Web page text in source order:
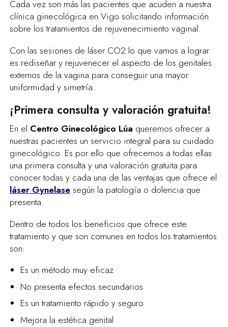
Cada vez son más las pacientes que acuden a nuestra
clínica ginecológica en Vigo solicitando información
sobre los tratamientos de rejuvenecimiento vaginal.
Con las sesiones de láser CO2 lo que vamos a lograr
es rediseñar y rejuvenecer el aspecto de los genitales
externos de la vagina para conseguir una mayor
uniformidad y simetría.
¡Primera consulta y valoración gratuita!
En el Centro Ginecológico Lúa queremos ofrecer a
nuestras pacientes un servicio integral para su cuidado
ginecológico. Es por ello que ofrecemos a todas ellas
una primera consulta y una valoración gratuita para
conocer todas y cada una de las ventajas que ofrece el
láser Gynelasesegún la patología o dolencia que
presenta.
Dentro de todos los beneficios que ofrece este
tratamiento y que son comunes en todos los tratamientos
son:
Es un método muy eficaz
No presenta efectos secundarios
Es un tratamiento rápido y seguro
Mejora la estética genital